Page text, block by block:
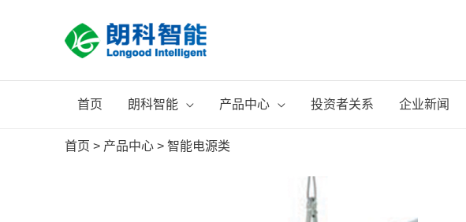
首页 朗科智能 产品中心 投资者关系 企业新闻
首页 > 产品中心 > 智能电源类